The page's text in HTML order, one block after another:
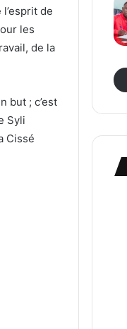
de
les
de la
but ; c’est
Syli
Cissé